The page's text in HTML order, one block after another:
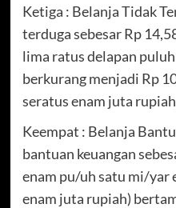
Ketiga : Belanja Tidak
terduga sebesar Rp
lima ratus delapan
berkurang menjadi Rp
seratus enam juta
Keempat : Belanja
bantuan keuangan
enam pu/uh satu mi/yar
enam juta rupiah)